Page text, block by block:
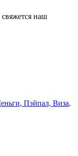
свяжется наш